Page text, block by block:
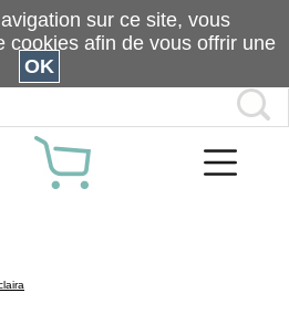
sur ce site, vous
cookies afin de vous offrir une
OK